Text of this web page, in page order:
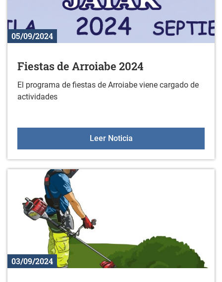
05/09/2024
Fiestas de Arroiabe 2024
El programa de fiestas de Arroiabe viene cargado de
actividades
Leer NoticiaFiestas de Arroiabe 2024
03/09/2024